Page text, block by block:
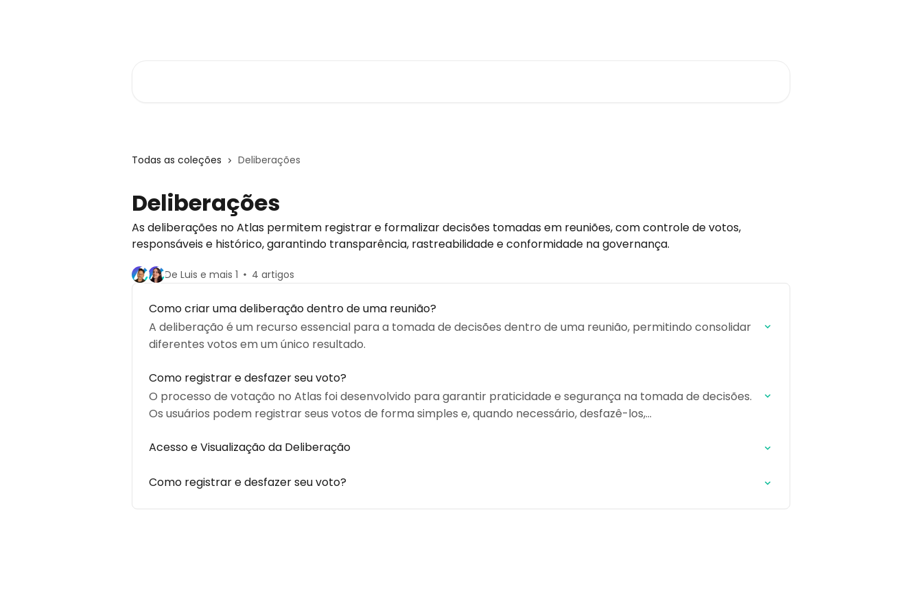
Todas as coleções Deliberações
Deliberações
As deliberações no Atlas permitem registrar e formalizar decisões tomadas em reuniões, com controle de votos,
responsáveis e histórico, garantindo transparência, rastreabilidade e conformidade na governança.
De Luis e mais 1 4 artigos
Como criar uma deliberação dentro de uma reunião?
A deliberação é um recurso essencial para a tomada de decisões dentro de uma reunião, permitindo consolidar
diferentes votos em um único resultado.
Como registrar e desfazer seu voto?
O processo de votação no Atlas foi desenvolvido para garantir praticidade e segurança na tomada de decisões.
Os usuários podem registrar seus votos de forma simples e, quando necessário, desfazê-los,…
Acesso e Visualização da Deliberação
Como registrar e desfazer seu voto?